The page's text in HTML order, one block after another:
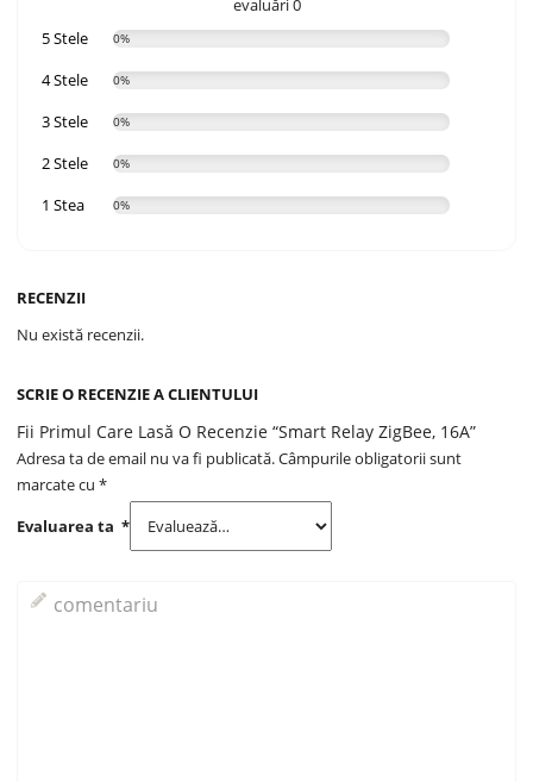
5 Stele
0%
4 Stele 0%
3 Stele 0%
2 Stele 0%
1 Stea 0%
RECENZII
Nu există recenzii.
SCRIE O RECENZIE A CLIENTULUI
Fii Primul Care Lasă O Recenzie “Smart Relay ZigBee, 16A”
Adresa ta de email nu va fi publicată.Câmpurile obligatorii sunt
marcate cu*
Evaluarea ta*